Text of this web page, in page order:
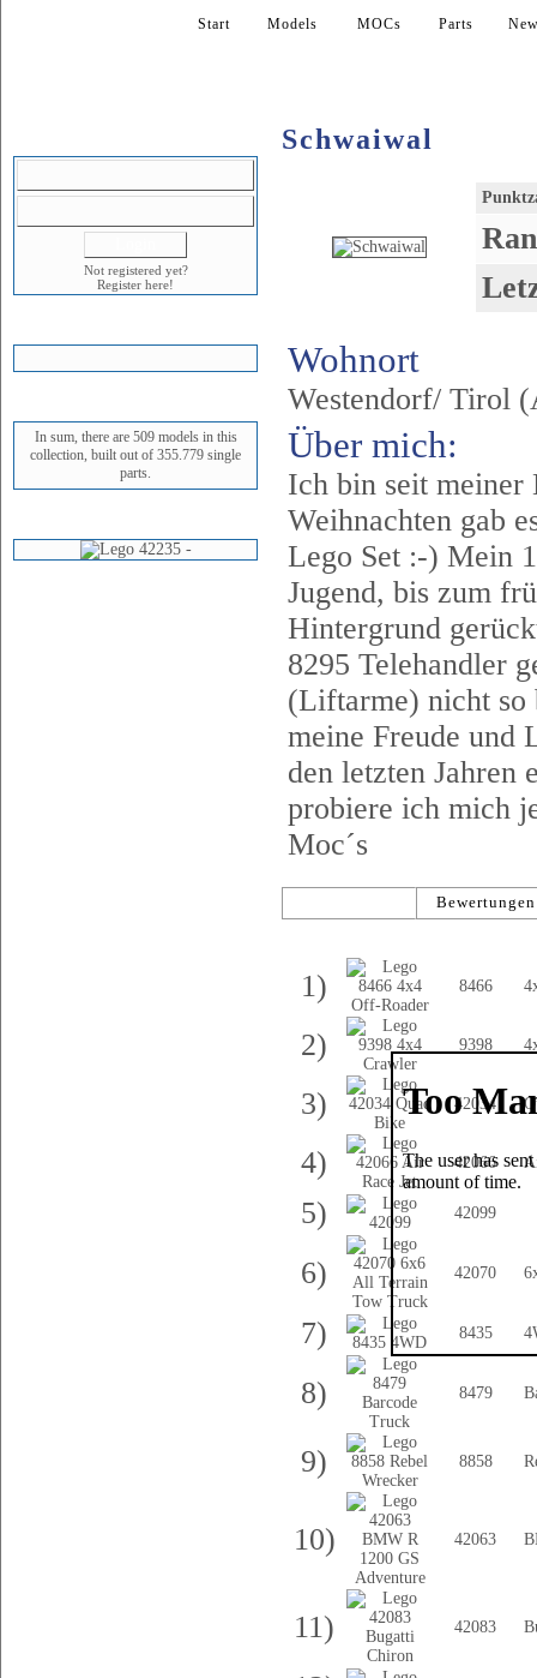
Start Models MOCs Parts
Not registered yet?
Register here!
In sum, there are 509 models in this
collection, built out of 355.779 single
parts.
Schwaiwal
Wohnort
Westendorf/ Tirol
Über mich:
Ich bin seit meiner
Weihnachten gab
Lego Set :-) Mein
Jugend, bis zum
Hintergrund
8295 Telehandler
(Liftarme) nicht so
meine Freude und
den letzten Jahren
probiere ich mich
Moc´s
1) 8466
2) 9398
3) 42034
4) 42066
5) 42099
6) 42070
7) 8435
8) 8479
9) 8858
10) 42063
11) 42083